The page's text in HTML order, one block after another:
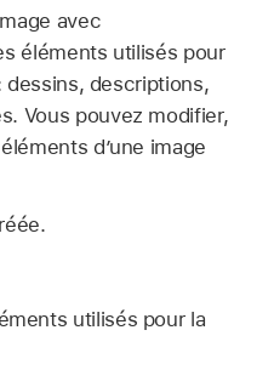
avec
éléments utilisés pour
descriptions,
Vous pouvez modifier,
d’une image
utilisés pour la